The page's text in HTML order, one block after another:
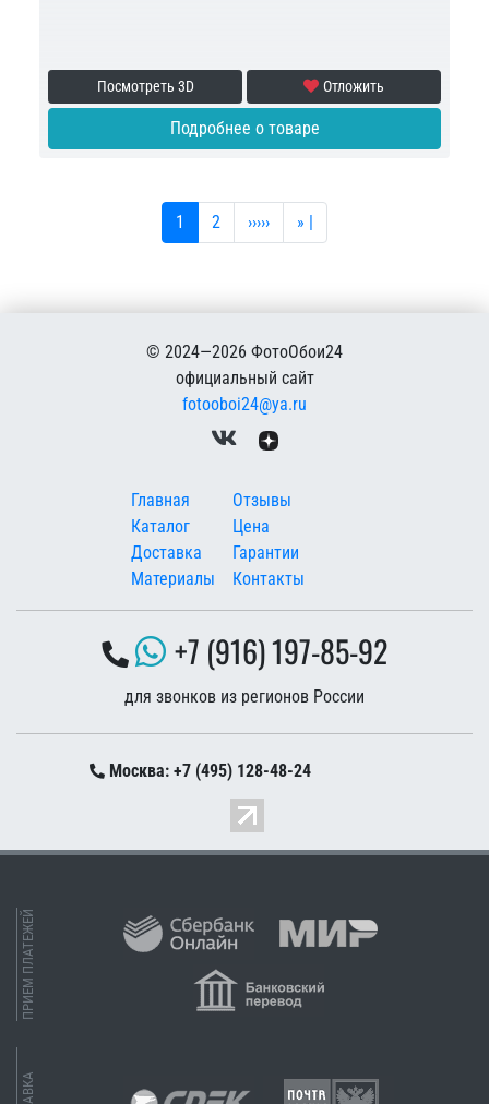
Посмотреть 3D Отложить
Подробнее о товаре
Текущая страница
1 Страница
2 Следующая страница
››››› Последняя страница
» |
© 2024—2026 ФотоОбои24
официальный сайт
fotooboi24@ya.ru
Меню в подвале
Главная
Каталог
Доставка
Материалы
Отзывы
Цена
Гарантии
Контакты
+7 (916) 197-85-92
для звонков из регионов России
Москва: +7 (495) 128-48-24
ПРИЕМ ПЛАТЕЖЕЙ